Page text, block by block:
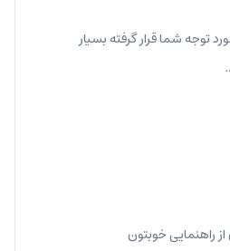
توجه شما قرار گرفته بسیار
راهنمایی خوبتون